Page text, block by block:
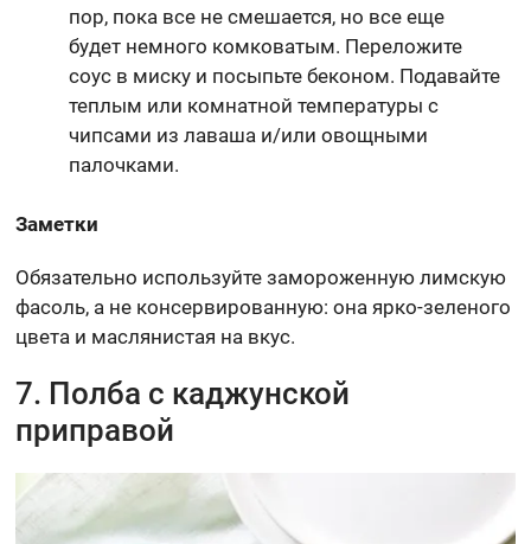
пор, пока все не смешается, но все еще
будет немного комковатым. Переложите
соус в миску и посыпьте беконом. Подавайте
теплым или комнатной температуры с
чипсами из лаваша и/или овощными
палочками.
Заметки
Обязательно используйте замороженную лимскую
фасоль, а не консервированную: она ярко-зеленого
цвета и маслянистая на вкус.
7. Полба с каджунской
приправой